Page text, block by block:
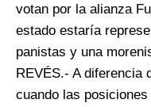
votan por la alianza
estado estaría
panistas y una
REVÉS.- A diferencia
cuando las